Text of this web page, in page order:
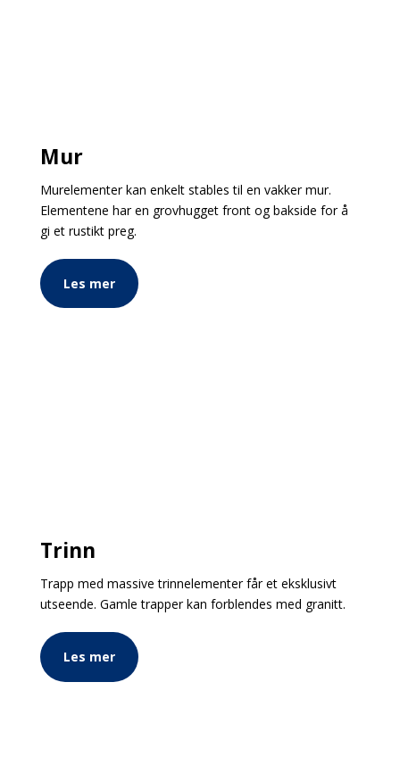
Mur
Murelementer kan enkelt stables til en vakker mur.
Elementene har en grovhugget front og bakside for å
gi et rustikt preg.
Les mer
Trinn
Trapp med massive trinnelementer får et eksklusivt
utseende. Gamle trapper kan forblendes med granitt.
Les mer